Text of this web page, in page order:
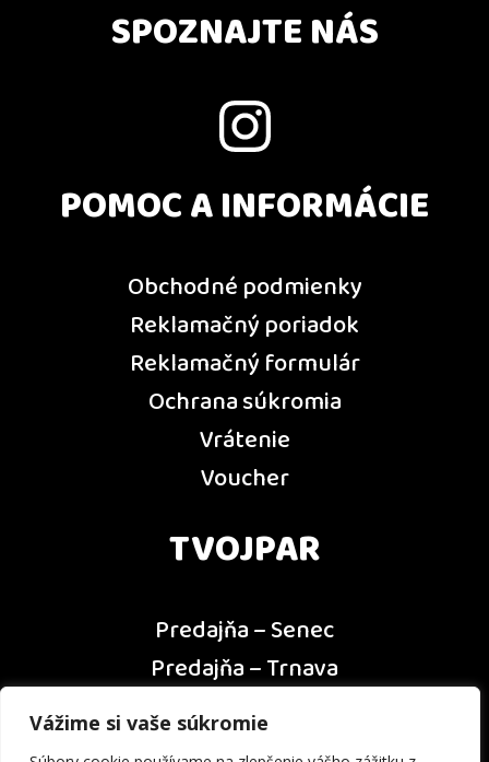
Vážime si vaše súkromie
SPOZNAJTE NÁS
POMOC A INFORMÁCIE
Obchodné podmienky
Reklamačný poriadok
Reklamačný formulár
Ochrana súkromia
Vrátenie
Voucher
TVOJPAR
Predajňa – Senec
Predajňa – Trnava
Predajňa – Dunajská Streda
Predajňa – Nitra